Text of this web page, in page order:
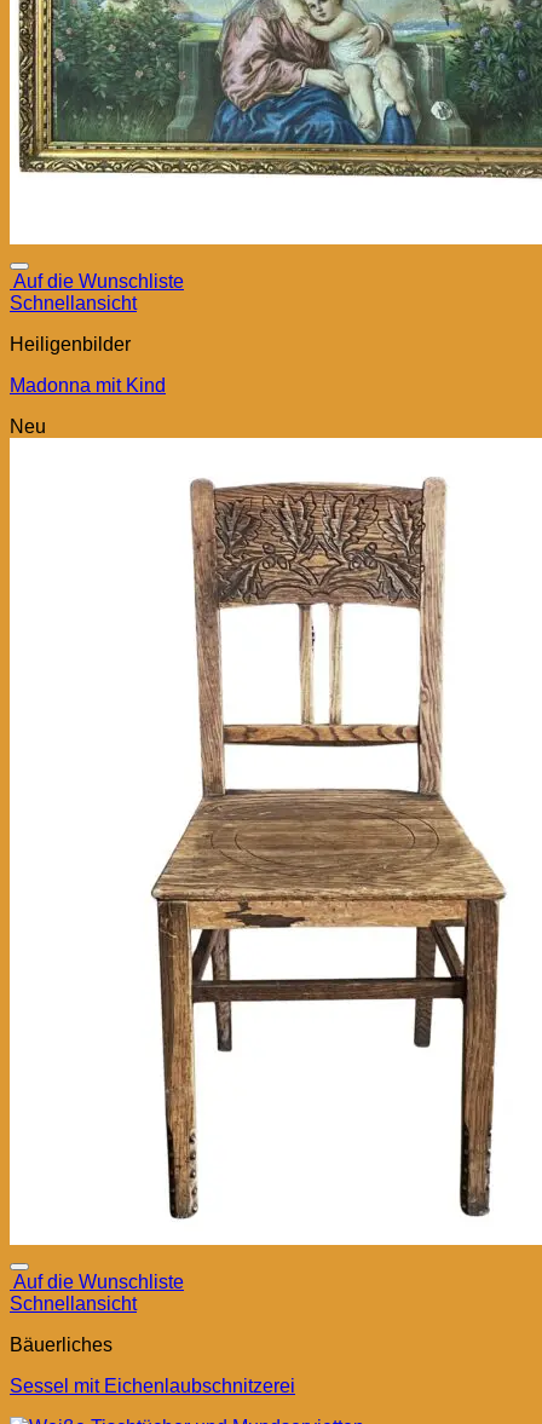
Auf die Wunschliste
Schnellansicht
Heiligenbilder
Madonna mit Kind
Neu
Auf die Wunschliste
Schnellansicht
Bäuerliches
Sessel mit Eichenlaubschnitzerei